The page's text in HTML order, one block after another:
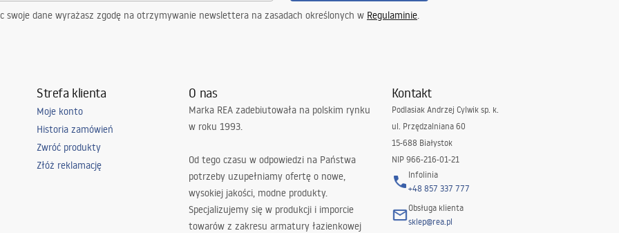
swoje dane wyrażasz zgodę na otrzymywanie newslettera na zasadach określonych w Regulaminie.
Strefa klienta
Moje konto
Historia zamówień
Zwróć produkty
Złóż reklamację
O nas
Marka REA zadebiutowała na polskim rynku
w roku 1993.
Od tego czasu w odpowiedzi na Państwa
potrzeby uzupełniamy ofertę o nowe,
wysokiej jakości, modne produkty.
Specjalizujemy się w produkcji i imporcie
towarów z zakresu armatury łazienkowej
Kontakt
Podlasiak Andrzej Cylwik sp. k.
ul. Przędzalniana 60
15-688 Białystok
NIP 966-216-01-21
Infolinia
+48 857 337 777
Obsługa klienta
sklep@rea.pl